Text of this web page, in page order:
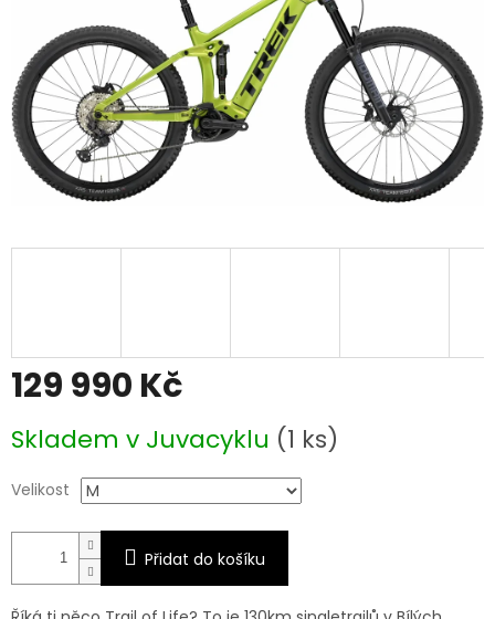
129 990 Kč
cena:
Skladem v Juvacyklu (1 ks)
Velikost
Přidat do košíku